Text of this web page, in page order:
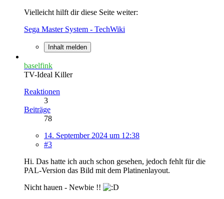
Vielleicht hilft dir diese Seite weiter:
Sega Master System - TechWiki
Inhalt melden
baselfink
TV-Ideal Killer
Reaktionen
3
Beiträge
78
14. September 2024 um 12:38
#3
Hi. Das hatte ich auch schon gesehen, jedoch fehlt für die
PAL-Version das Bild mit dem Platinenlayout.
Nicht hauen - Newbie !!